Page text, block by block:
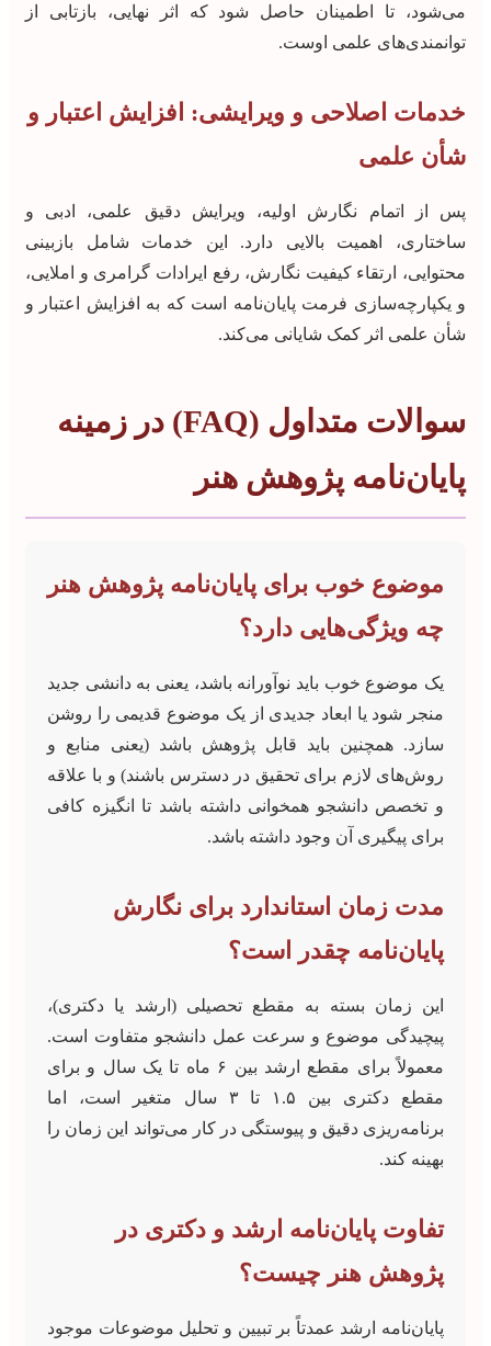
می‌شود، تا اطمینان حاصل شود که اثر نهایی، بازتابی از
توانمندی‌های علمی اوست.
خدمات اصلاحی و ویرایشی: افزایش اعتبار و
شأن علمی
پس از اتمام نگارش اولیه، ویرایش دقیق علمی، ادبی و
ساختاری، اهمیت بالایی دارد. این خدمات شامل بازبینی
محتوایی، ارتقاء کیفیت نگارش، رفع ایرادات گرامری و املایی،
و یکپارچه‌سازی فرمت پایان‌نامه است که به افزایش اعتبار و
شأن علمی اثر کمک شایانی می‌کند.
سوالات متداول (FAQ) در زمینه
پایان‌نامه پژوهش هنر
موضوع خوب برای پایان‌نامه پژوهش هنر
چه ویژگی‌هایی دارد؟
یک موضوع خوب باید نوآورانه باشد، یعنی به دانشی جدید
منجر شود یا ابعاد جدیدی از یک موضوع قدیمی را روشن
سازد. همچنین باید قابل پژوهش باشد (یعنی منابع و
روش‌های لازم برای تحقیق در دسترس باشند) و با علاقه
و تخصص دانشجو همخوانی داشته باشد تا انگیزه کافی
برای پیگیری آن وجود داشته باشد.
مدت زمان استاندارد برای نگارش
پایان‌نامه چقدر است؟
این زمان بسته به مقطع تحصیلی (ارشد یا دکتری)،
پیچیدگی موضوع و سرعت عمل دانشجو متفاوت است.
معمولاً برای مقطع ارشد بین ۶ ماه تا یک سال و برای
مقطع دکتری بین ۱.۵ تا ۳ سال متغیر است، اما
برنامه‌ریزی دقیق و پیوستگی در کار می‌تواند این زمان را
بهینه کند.
تفاوت پایان‌نامه ارشد و دکتری در
پژوهش هنر چیست؟
پایان‌نامه ارشد عمدتاً بر تبیین و تحلیل موضوعات موجود